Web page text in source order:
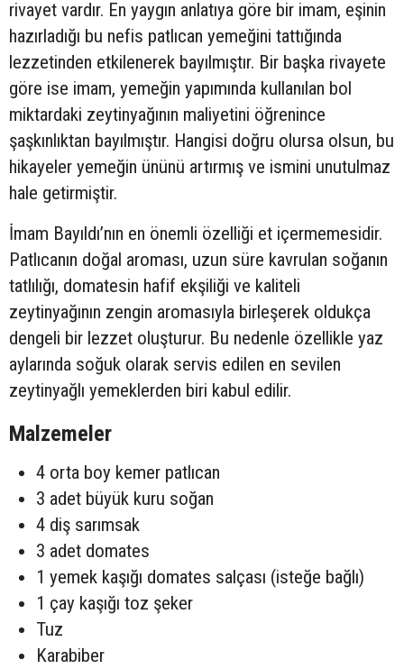
rivayet vardır. En yaygın anlatıya göre bir imam, eşinin
hazırladığı bu nefis patlıcan yemeğini tattığında
lezzetinden etkilenerek bayılmıştır. Bir başka rivayete
göre ise imam, yemeğin yapımında kullanılan bol
miktardaki zeytinyağının maliyetini öğrenince
şaşkınlıktan bayılmıştır. Hangisi doğru olursa olsun, bu
hikayeler yemeğin ününü artırmış ve ismini unutulmaz
hale getirmiştir.
İmam Bayıldı’nın en önemli özelliği et içermemesidir.
Patlıcanın doğal aroması, uzun süre kavrulan soğanın
tatlılığı, domatesin hafif ekşiliği ve kaliteli
zeytinyağının zengin aromasıyla birleşerek oldukça
dengeli bir lezzet oluşturur. Bu nedenle özellikle yaz
aylarında soğuk olarak servis edilen en sevilen
zeytinyağlı yemeklerden biri kabul edilir.
Malzemeler
4 orta boy kemer patlıcan
3 adet büyük kuru soğan
4 diş sarımsak
3 adet domates
1 yemek kaşığı domates salçası (isteğe bağlı)
1 çay kaşığı toz şeker
Tuz
Karabiber